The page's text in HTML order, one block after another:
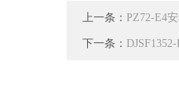
上一条： PZ72-E4
下一条：